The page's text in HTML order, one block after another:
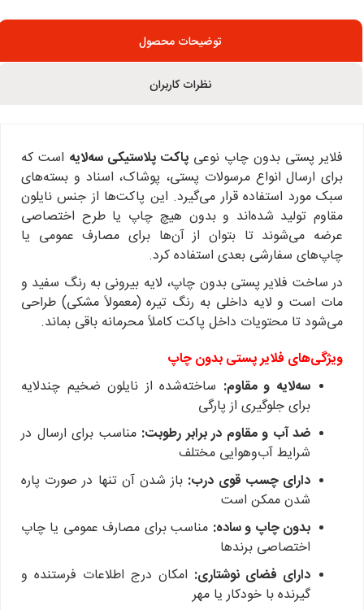
توضیحات محصول
نظرات کاربران
فلایر پستی بدون چاپ نوعی پاکت پلاستیکی سه‌لایه است که
برای ارسال انواع مرسولات پستی، پوشاک، اسناد و بسته‌های
سبک مورد استفاده قرار می‌گیرد. این پاکت‌ها از جنس نایلون
مقاوم تولید شده‌اند و بدون هیچ چاپ یا طرح اختصاصی
عرضه می‌شوند تا بتوان از آن‌ها برای مصارف عمومی یا
چاپ‌های سفارشی بعدی استفاده کرد.
در ساخت فلایر پستی بدون چاپ، لایه بیرونی به رنگ سفید و
مات است و لایه داخلی به رنگ تیره (معمولاً مشکی) طراحی
می‌شود تا محتویات داخل پاکت کاملاً محرمانه باقی بماند.
ویژگی‌های فلایر پستی بدون چاپ
سه‌لایه و مقاوم: ساخته‌شده از نایلون ضخیم چندلایه
برای جلوگیری از پارگی
ضد آب و مقاوم در برابر رطوبت: مناسب برای ارسال در
شرایط آب‌و‌هوایی مختلف
دارای چسب قوی درب: باز شدن آن تنها در صورت پاره
شدن ممکن است
بدون چاپ و ساده: مناسب برای مصارف عمومی یا چاپ
اختصاصی برندها
دارای فضای نوشتاری: امکان درج اطلاعات فرستنده و
گیرنده با خودکار یا مهر